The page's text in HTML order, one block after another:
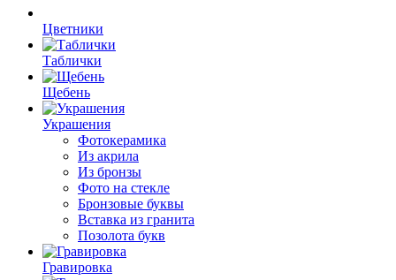
Цветники
Таблички
Щебень
Украшения
Фотокерамика
Из акрила
Из бронзы
Фото на стекле
Бронзовые буквы
Вставка из гранита
Позолота букв
Гравировка